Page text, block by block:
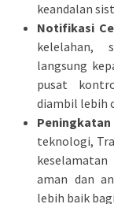
keandalan
Notifikasi
kelelahan,
langsung
pusat
diambil lebih
teknologi,
aman dan
lebih baik